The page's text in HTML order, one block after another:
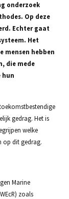
onderzoek
Op deze
Echter gaat
Het
mensen hebben
die mede
hun
gedrag. Het is
welke
op dit gedrag.
Marine
zoals